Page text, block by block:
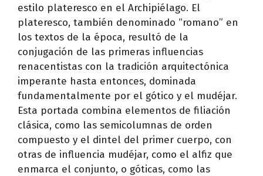
estilo plateresco en el Archipiélago. El
plateresco, también denominado “romano” en
los textos de la época, resultó de la
conjugación de las primeras influencias
renacentistas con la tradición arquitectónica
imperante hasta entonces, dominada
fundamentalmente por el gótico y el mudéjar.
Esta portada combina elementos de filiación
clásica, como las semicolumnas de orden
compuesto y el dintel del primer cuerpo, con
otras de influencia mudéjar, como el alfiz que
enmarca el conjunto, o góticas, como las